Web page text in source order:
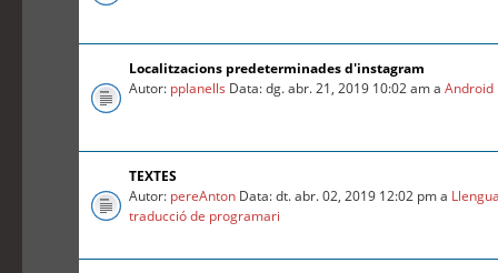
Localitzacions predeterminades d'instagram
Autor: pplanells Data: dg. abr. 21, 2019 10:02 am aAndroid
TEXTES
Autor: pereAnton Data: dt. abr. 02, 2019 12:02 pm a
traducció de programari